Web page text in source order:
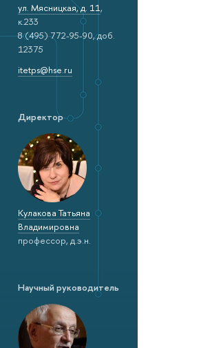
ул. Мясницкая, д. 11,
к.233
8 (495) 772-95-90, доб.
12375
itetps@hse.ru
Директор
Кулакова Татьяна
Владимировна
профессор, д.э.н.
Научный руководитель